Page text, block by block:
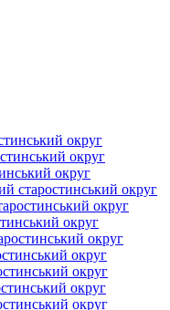
округ
округ
округ
старостинський округ
округ
округ
округ
округ
округ
округ
округ